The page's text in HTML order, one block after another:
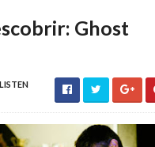
Ghost